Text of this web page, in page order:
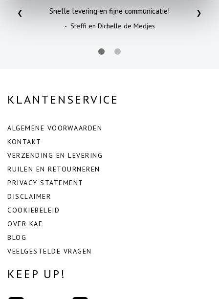
Snelle levering en fijne communicatie!
- Steffi en Dichelle de Medjes
❮ ❯
KLANTENSERVICE
ALGEMENE VOORWAARDEN
KONTAKT
VERZENDING EN LEVERING
RUILEN EN RETOURNEREN
PRIVACY STATEMENT
DISCLAIMER
COOKIEBELEID
OVER KAE
BLOG
VEELGESTELDE VRAGEN
KEEP UP!